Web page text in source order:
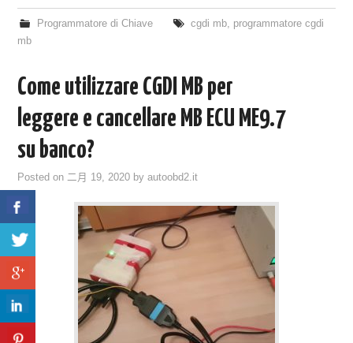
Programmatore di Chiave cgdi mb, programmatore cgdi
mb
Come utilizzare CGDI MB per
leggere e cancellare MB ECU ME9.7
su banco?
Posted on二月 19, 2020 byautoobd2.it